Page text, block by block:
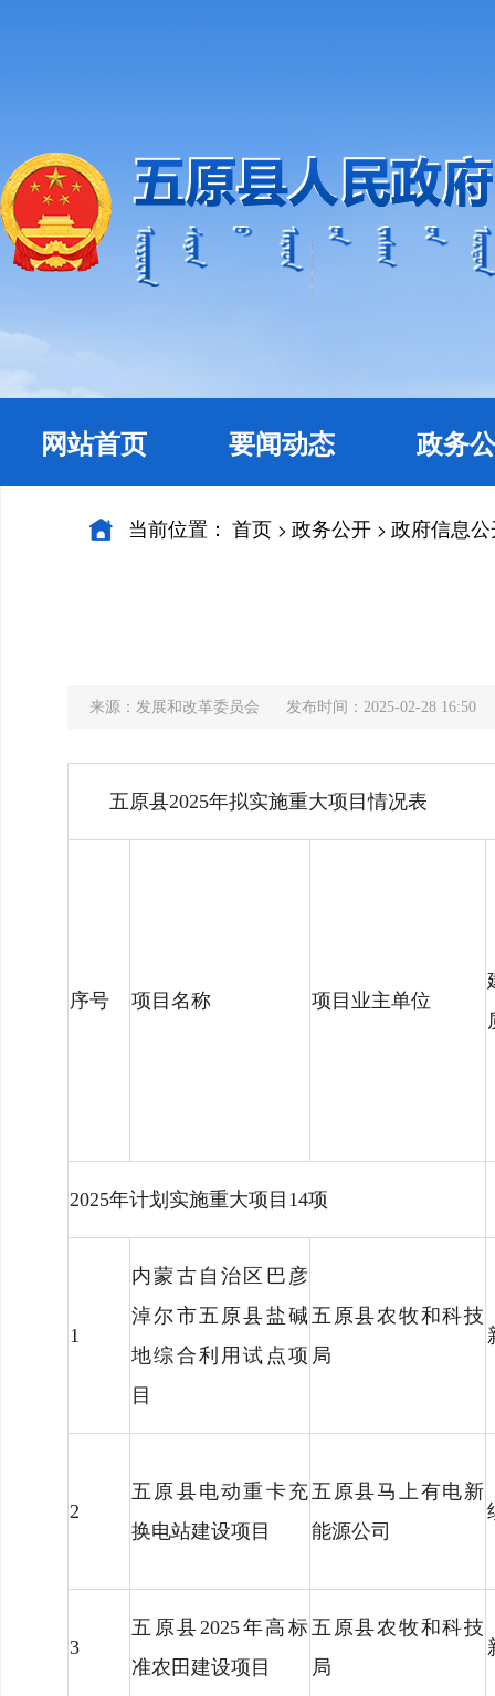
网站首页 要闻动态 政务
当前位置： 首页 > 政务公开 > 政府信息
来源：发展和改革委员会 发布时间：2025-02-28 16:50
五原县2025年拟实施重大项目情况表
序号 项目名称 项目业主单位
2025年计划实施重大项目14项
1
内蒙古自治区巴彦
淖尔市五原县盐碱
地综合利用试点项
目
五原县农牧和科技
局
2
五原县电动重卡充
换电站建设项目
五原县马上有电新
能源公司
3
五原县2025年高标
准农田建设项目
五原县农牧和科技
局